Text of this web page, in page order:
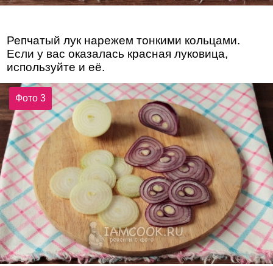
Репчатый лук нарежем тонкими кольцами.
Если у вас оказалась красная луковица,
используйте и её.
Фото 3